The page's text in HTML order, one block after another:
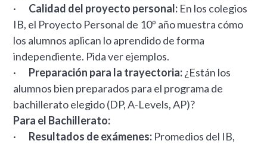
· Calidad del proyecto personal: En los colegios
IB, el Proyecto Personal de 10º año muestra cómo
los alumnos aplican lo aprendido de forma
independiente. Pida ver ejemplos.
· Preparación para la trayectoria:¿Están los
alumnos bien preparados para el programa de
bachillerato elegido (DP, A-Levels, AP)?
Para el Bachillerato:
· Resultados de exámenes: Promedios del IB,